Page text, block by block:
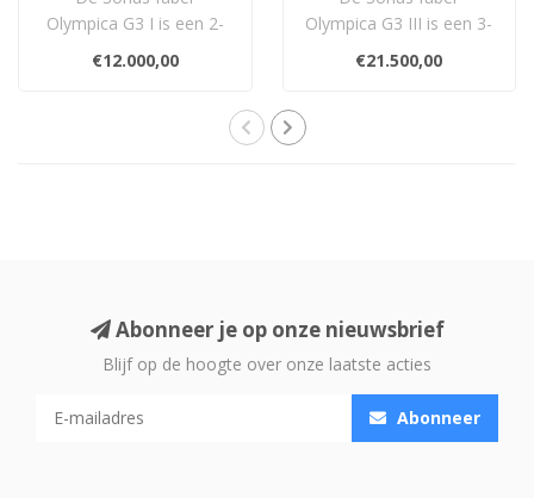
Olympica G3 I is een 2-
weg compacte
luidspreker met 1,1-inch
€12.000,00
Olympica G3 III is een 3-
weg vloerstaande
luidspreker met Damped
€21.500,00
Abonneer je op onze nieuwsbrief
Blijf op de hoogte over onze laatste acties
Abonneer